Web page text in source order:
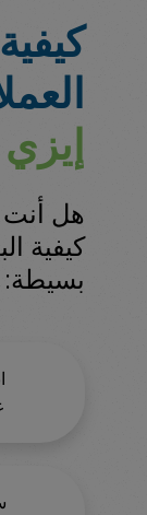
هل أنت
كيفية
بسيطة: